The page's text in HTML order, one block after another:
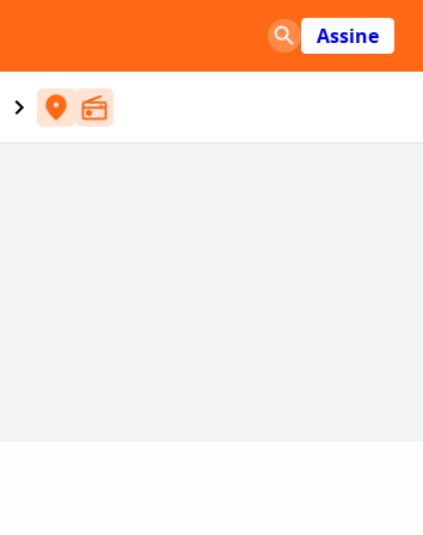
Assine
Entretenimento